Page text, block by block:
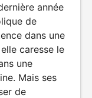
année
de
dans une
caresse le
une
Mais ses
de